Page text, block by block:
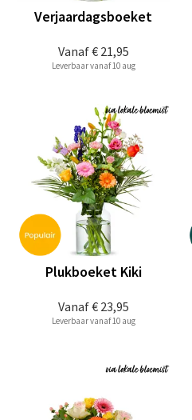
Vanaf€ 21,95
Verjaardagsboeket
Leverbaar vanaf 10 aug
Vanaf€ 23,95
Plukboeket Kiki
Leverbaar vanaf 10 aug